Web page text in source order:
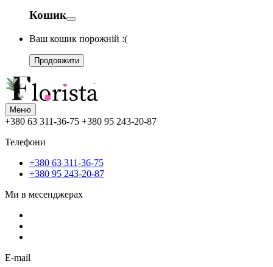
Кошик
Ваш кошик порожній :(
Продовжити
Меню
+380 63 311-36-75 +380 95 243-20-87
Телефони
+380 63 311-36-75
+380 95 243-20-87
Ми в месенджерах
E-mail